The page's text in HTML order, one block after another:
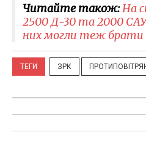
Читайте також:На
2500 Д-30 та 2000 САУ
них могли теж брати
ТЕГИ ЗРК